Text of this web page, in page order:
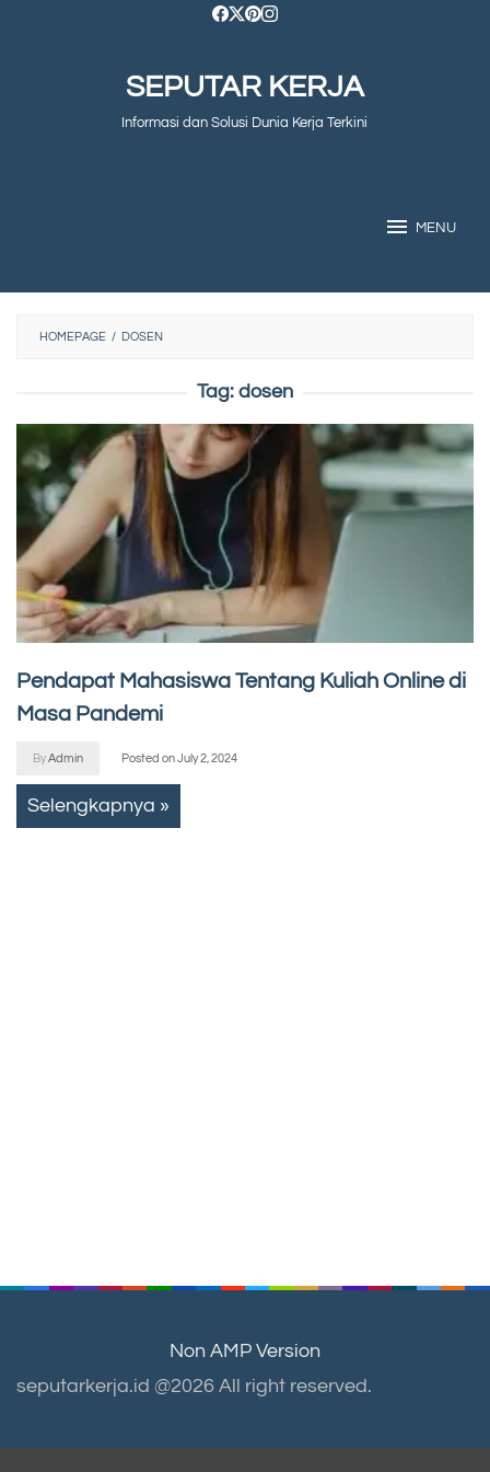
SEPUTAR KERJA
Informasi dan Solusi Dunia Kerja Terkini
MENU
HOMEPAGE / DOSEN
Tag: dosen
Pendapat Mahasiswa Tentang Kuliah Online di
Masa Pandemi
ByAdmin Posted onJuly 2, 2024
Selengkapnya »
Non AMP Version
seputarkerja.id @2026 All right reserved.